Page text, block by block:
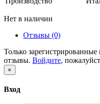
Нет в наличии
Отзывы (0)
Только зарегистрированные
отзывы. Войдите,
×
Вход